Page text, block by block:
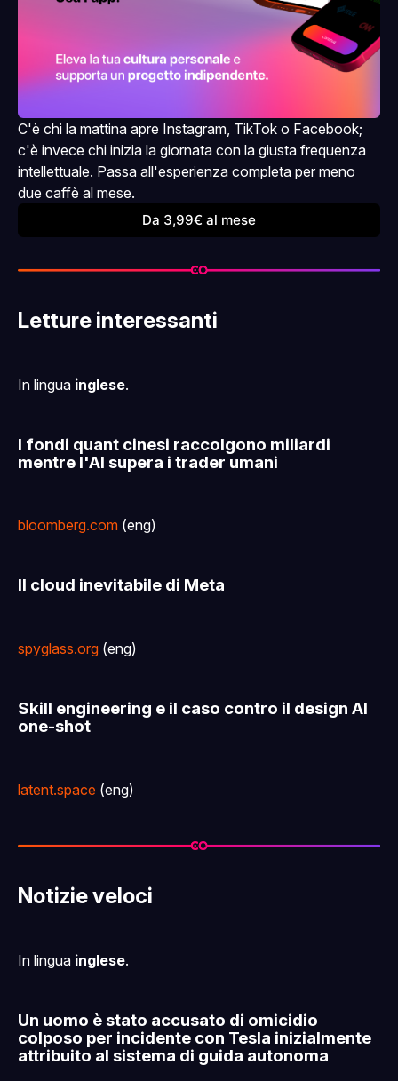
C'è chi la mattina apre Instagram, TikTok o Facebook;
c'è invece chi inizia la giornata con la giusta frequenza
intellettuale. Passa all'esperienza completa per meno
due caffè al mese.
Da 3,99€ al mese
Letture interessanti
In lingua inglese.
I fondi quant cinesi raccolgono miliardi
mentre l'AI supera i trader umani
bloomberg.com (eng)
Il cloud inevitabile di Meta
spyglass.org (eng)
Skill engineering e il caso contro il design AI
one-shot
latent.space (eng)
Notizie veloci
In lingua inglese.
Un uomo è stato accusato di omicidio
colposo per incidente con Tesla inizialmente
attribuito al sistema di guida autonoma